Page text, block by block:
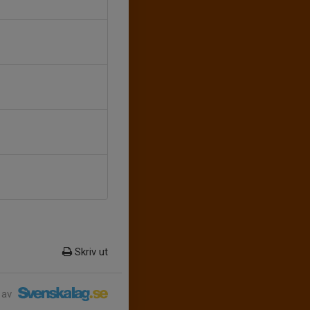
Skriv ut